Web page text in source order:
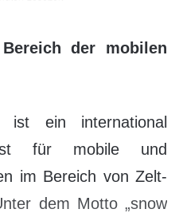
der mobilen
ist ein international
für mobile und
im Bereich von Zelt-
dem Motto „snow